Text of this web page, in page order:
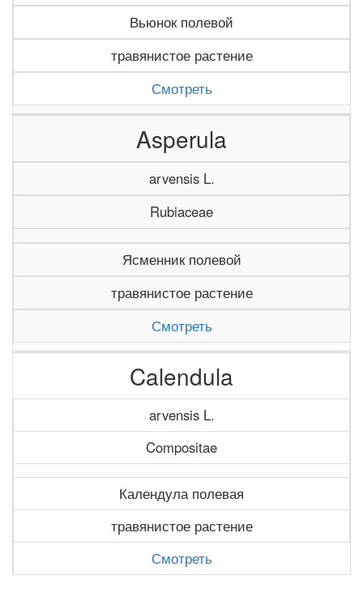
Вьюнок полевой
травянистое растение
Смотреть
Asperula
arvensis L.
Rubiaceae
Ясменник полевой
травянистое растение
Смотреть
Calendula
arvensis L.
Compositae
Календула полевая
травянистое растение
Смотреть